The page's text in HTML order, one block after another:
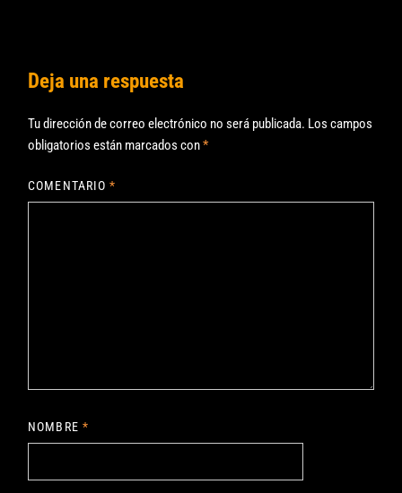
Deja una respuesta
Tu dirección de correo electrónico no será publicada. Los campos
obligatorios están marcados con*
COMENTARIO*
NOMBRE *